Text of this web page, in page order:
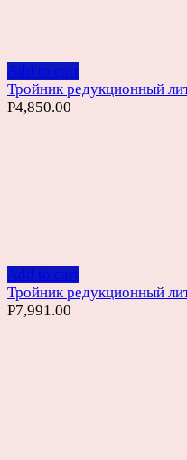
Add to cart
Тройник редукционный
Р4,850.00
Add to cart
Тройник редукционный
Р7,991.00